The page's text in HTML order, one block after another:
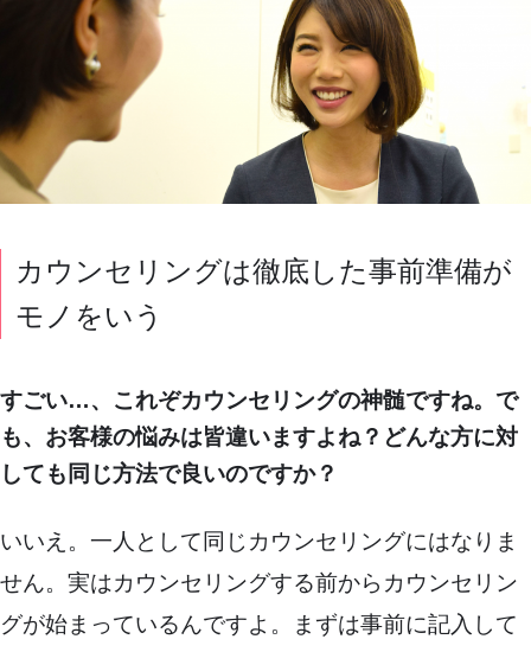
カウンセリングは徹底した事前準備が
モノをいう
すごい…、これぞカウンセリングの神髄ですね。で
も、お客様の悩みは皆違いますよね？どんな方に対
しても同じ方法で良いのですか？
いいえ。一人として同じカウンセリングにはなりま
せん。実はカウンセリングする前からカウンセリン
グが始まっているんですよ。まずは事前に記入して